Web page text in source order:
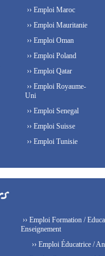
›› Emploi Maroc
›› Emploi Mauritanie
›› Emploi Oman
›› Emploi Poland
›› Emploi Qatar
›› Emploi Royaume-
Uni
›› Emploi Senegal
›› Emploi Suisse
›› Emploi Tunisie
›› Emploi Formation /
Enseignement
›› Emploi Éducatrice /